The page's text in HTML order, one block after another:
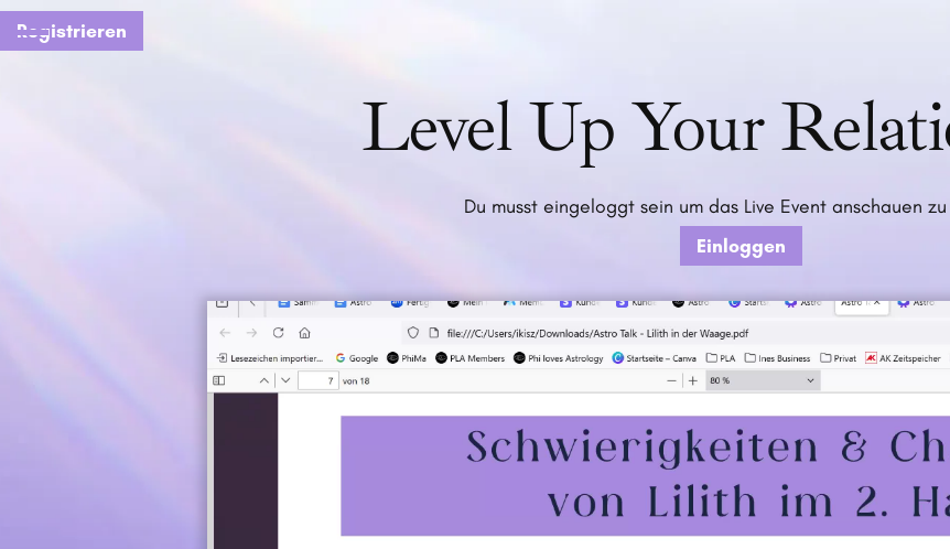
Registrieren
Level Up Your
Du musst eingeloggt sein um das Live Event anschauen
Einloggen